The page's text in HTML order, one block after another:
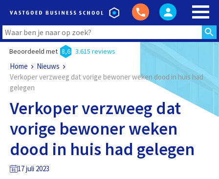
Beoordeeld met 8,6 3.615 reviews
Home
Nieuws
Verkoper verzweeg dat vorige bewoner weken dood in huis had
gelegen
Verkoper verzweeg dat
vorige bewoner weken
dood in huis had gelegen
17 juli 2023